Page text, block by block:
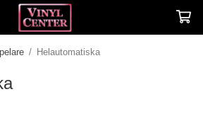
/ Helautomatiska